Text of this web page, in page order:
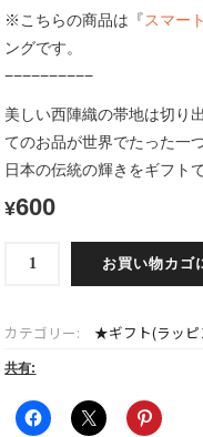
※こちらの商品は『スマー
ングです。
−−−−−−−−−−
美しい西陣織の帯地は切り
てのお品が世界でたった一
日本の伝統の輝きをギフト
¥600
ト
フ
ォ
サ
お買い物カゴ
カテゴリー: ★ギフト(ラッピ
共有: